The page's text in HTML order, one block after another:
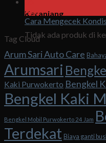
Keranjang
Tidak ada produk di
Agu
Cara Mengecek
Tag Cloud
Arum Sari Auto Care
Arumsari
Kaki Purwokerto Bengkel
Bengkel Kaki
Bengkel Mobil Purwokerto 24 Jam
Terdekat Biaya ganti